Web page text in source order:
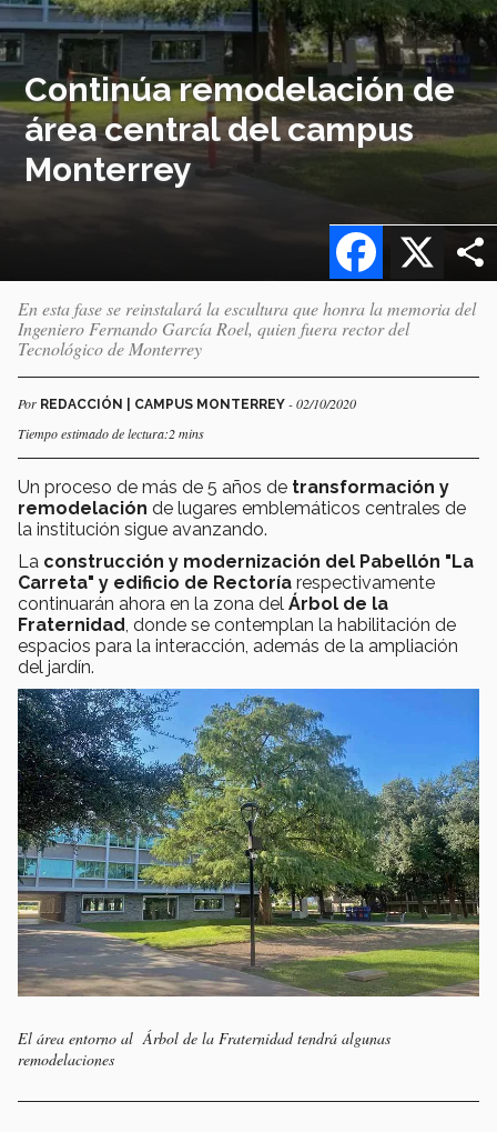
Continúa remodelación de
área central del campus
Monterrey
X
Facebook
En esta fase se reinstalará la escultura que honra la memoria del
Ingeniero Fernando García Roel, quien fuera rector del
Tecnológico de Monterrey
Por REDACCIÓN | CAMPUS MONTERREY - 02/10/2020
Tiempo estimado de lectura:2 mins
Un proceso de más de 5 años de transformación y
remodelación de lugares emblemáticos centrales de
la institución sigue avanzando.
La construcción y modernización del Pabellón "La
Carreta" y edificio de Rectoría respectivamente
continuarán ahora en la zona del Árbol de la
Fraternidad , donde se contemplan la habilitación de
espacios para la interacción, además de la ampliación
del jardín.
El área entorno al Árbol de la Fraternidad tendrá algunas
remodelaciones